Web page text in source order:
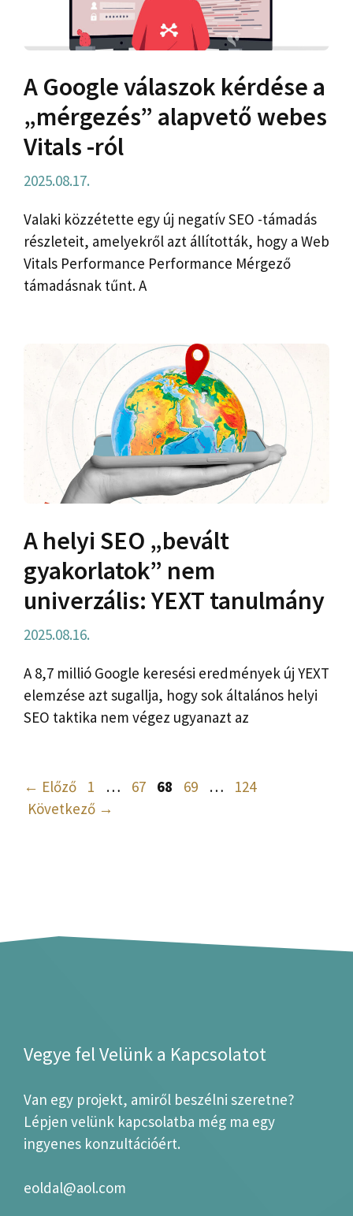
A Google válaszok kérdése a
„mérgezés” alapvető webes
Vitals -ról
2025.08.17.
Valaki közzétette egy új negatív SEO -támadás
részleteit, amelyekről azt állították, hogy a Web
Vitals Performance Performance Mérgező
támadásnak tűnt. A
A helyi SEO „bevált
gyakorlatok” nem
univerzális: YEXT tanulmány
2025.08.16.
A 8,7 millió Google keresési eredmények új YEXT
elemzése azt sugallja, hogy sok általános helyi
SEO taktika nem végez ugyanazt az
← Előző Oldal
1 … Oldal
67 Oldal
68 Oldal
69 … Oldal
124
Következő →
Vegye fel Velünk a Kapcsolatot
Van egy projekt, amiről beszélni szeretne?
Lépjen velünk kapcsolatba még ma egy
ingyenes konzultációért.
eoldal@aol.com